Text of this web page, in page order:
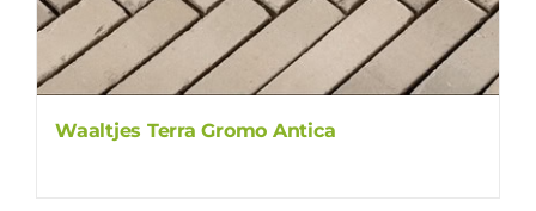
Waaltjes Terra Gromo Antica